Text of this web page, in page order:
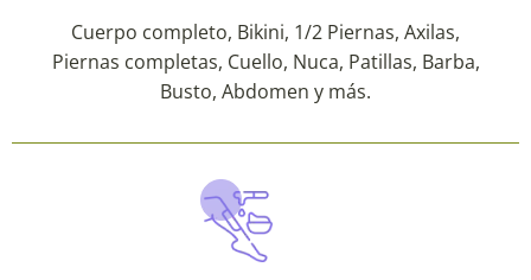
Cuerpo completo, Bikini, 1/2 Piernas, Axilas,
Piernas completas, Cuello, Nuca, Patillas, Barba,
Busto, Abdomen y más.